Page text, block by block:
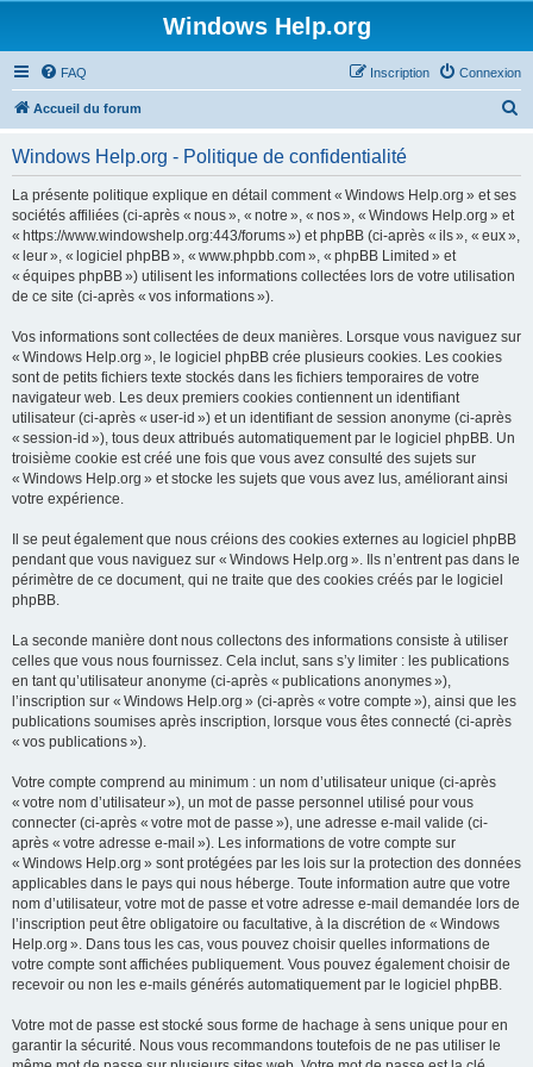
Windows Help.org
FAQ Connexion
Inscription
Accueil du forum
e
Windows Help.org - Politique de confidentialité
La présente politique explique en détail comment « Windows Help.org » et ses
sociétés affiliées (ci-après « nous », « notre », « nos », « Windows Help.org » et
« https://www.windowshelp.org:443/forums ») et phpBB (ci-après « ils », « eux »,
« leur », « logiciel phpBB », « www.phpbb.com », « phpBB Limited » et
« équipes phpBB ») utilisent les informations collectées lors de votre utilisation
de ce site (ci-après « vos informations »).
Vos informations sont collectées de deux manières. Lorsque vous naviguez sur
« Windows Help.org », le logiciel phpBB crée plusieurs cookies. Les cookies
sont de petits fichiers texte stockés dans les fichiers temporaires de votre
navigateur web. Les deux premiers cookies contiennent un identifiant
utilisateur (ci-après « user-id ») et un identifiant de session anonyme (ci-après
« session-id »), tous deux attribués automatiquement par le logiciel phpBB. Un
troisième cookie est créé une fois que vous avez consulté des sujets sur
« Windows Help.org » et stocke les sujets que vous avez lus, améliorant ainsi
votre expérience.
Il se peut également que nous créions des cookies externes au logiciel phpBB
pendant que vous naviguez sur « Windows Help.org ». Ils n’entrent pas dans le
périmètre de ce document, qui ne traite que des cookies créés par le logiciel
phpBB.
La seconde manière dont nous collectons des informations consiste à utiliser
celles que vous nous fournissez. Cela inclut, sans s’y limiter : les publications
en tant qu’utilisateur anonyme (ci-après « publications anonymes »),
l’inscription sur « Windows Help.org » (ci-après « votre compte »), ainsi que les
publications soumises après inscription, lorsque vous êtes connecté (ci-après
« vos publications »).
Votre compte comprend au minimum : un nom d’utilisateur unique (ci-après
« votre nom d’utilisateur »), un mot de passe personnel utilisé pour vous
connecter (ci-après « votre mot de passe »), une adresse e-mail valide (ci-
après « votre adresse e-mail »). Les informations de votre compte sur
« Windows Help.org » sont protégées par les lois sur la protection des données
applicables dans le pays qui nous héberge. Toute information autre que votre
nom d’utilisateur, votre mot de passe et votre adresse e-mail demandée lors de
l’inscription peut être obligatoire ou facultative, à la discrétion de « Windows
Help.org ». Dans tous les cas, vous pouvez choisir quelles informations de
votre compte sont affichées publiquement. Vous pouvez également choisir de
recevoir ou non les e-mails générés automatiquement par le logiciel phpBB.
Votre mot de passe est stocké sous forme de hachage à sens unique pour en
garantir la sécurité. Nous vous recommandons toutefois de ne pas utiliser le